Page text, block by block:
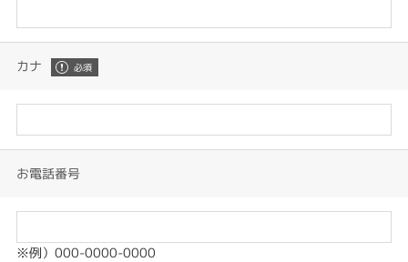
カナ
お電話番号
※例）000-0000-0000